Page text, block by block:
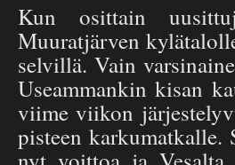
Kun osittain
Muuratjärven
selvillä. Vain
Useammankin kisan
viime viikon
pisteen